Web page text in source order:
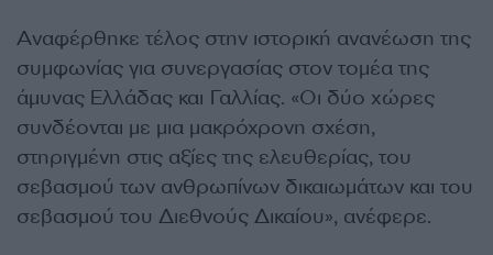
Αναφέρθηκε τέλος στην ιστορική ανανέωση της
συμφωνίας για συνεργασίας στον τομέα της
άμυνας Ελλάδας και Γαλλίας. «Οι δύο χώρες
συνδέονται με μια μακρόχρονη σχέση,
στηριγμένη στις αξίες της ελευθερίας, του
σεβασμού των ανθρωπίνων δικαιωμάτων και του
σεβασμού του Διεθνούς Δικαίου», ανέφερε.